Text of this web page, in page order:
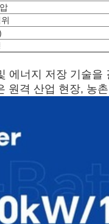
에너지 저장 기술
원격 산업 현장, 농